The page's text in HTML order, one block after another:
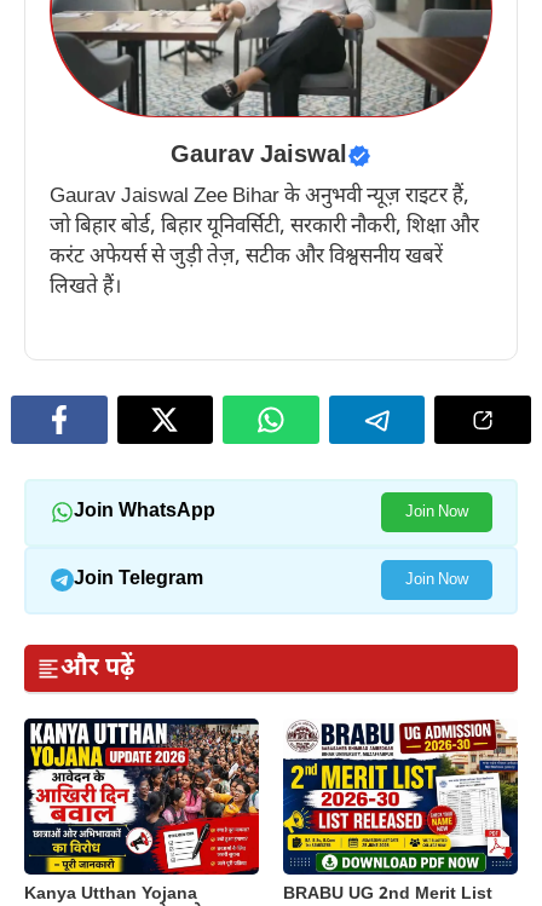
Gaurav Jaiswal
Gaurav Jaiswal Zee Bihar के अनुभवी न्यूज़ राइटर हैं,
जो बिहार बोर्ड, बिहार यूनिवर्सिटी, सरकारी नौकरी, शिक्षा और
करंट अफेयर्स से जुड़ी तेज़, सटीक और विश्वसनीय खबरें
लिखते हैं।
Join WhatsApp Join Now
Join Telegram Join Now
और पढ़ें
Kanya Utthan Yojana
BRABU UG 2nd Merit List